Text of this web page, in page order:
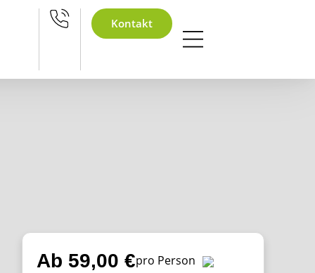
Kontakt
Ab 59,00 €pro Person